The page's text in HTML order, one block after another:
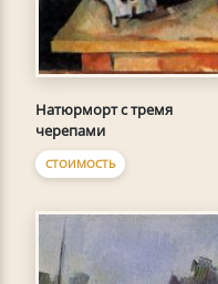
Натюрморт с тремя
черепами
СТОИМОСТЬ